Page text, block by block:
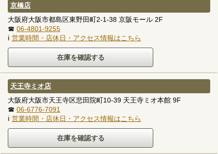
京橋店
大阪府大阪市都島区東野田町2-1-38 京阪モール 2F
☎ 06-4801-9255
ℹ 営業時間・店休日・アクセス情報はこちら
天王寺ミオ店
大阪府大阪市天王寺区悲田院町10-39 天王寺ミオ本館 9F
☎ 06-6776-7091
ℹ 営業時間・店休日・アクセス情報はこちら